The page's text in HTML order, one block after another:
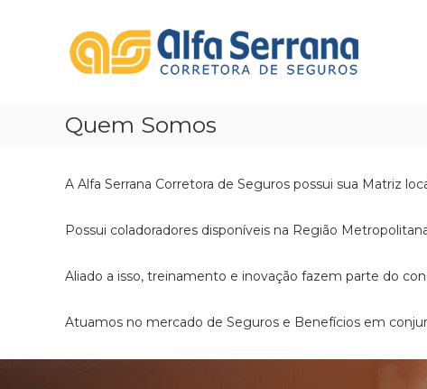
Corretora
de
Corretora
Quem Somos
A Alfa Serrana Corretora de Seguros possui sua Matriz
Possui coladoradores disponíveis na Região
Aliado a isso, treinamento e inovação fazem parte do
Atuamos no mercado de Seguros e Benefícios em